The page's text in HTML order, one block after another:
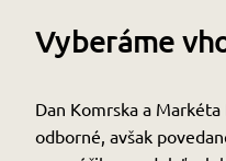
Vyberáme
Dan Komrska a
odborné, avšak